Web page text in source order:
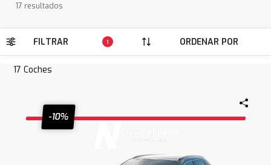
17 resultados
FILTRAR 1 ORDENAR POR
17 Coches
-10%